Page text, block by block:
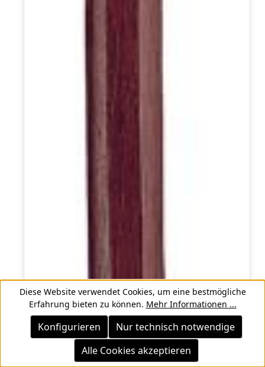
Diese Website verwendet Cookies, um eine bestmögliche
Erfahrung bieten zu können. Mehr Informationen ...
Nur technisch notwendige
Konfigurieren
Alle Cookies akzeptieren